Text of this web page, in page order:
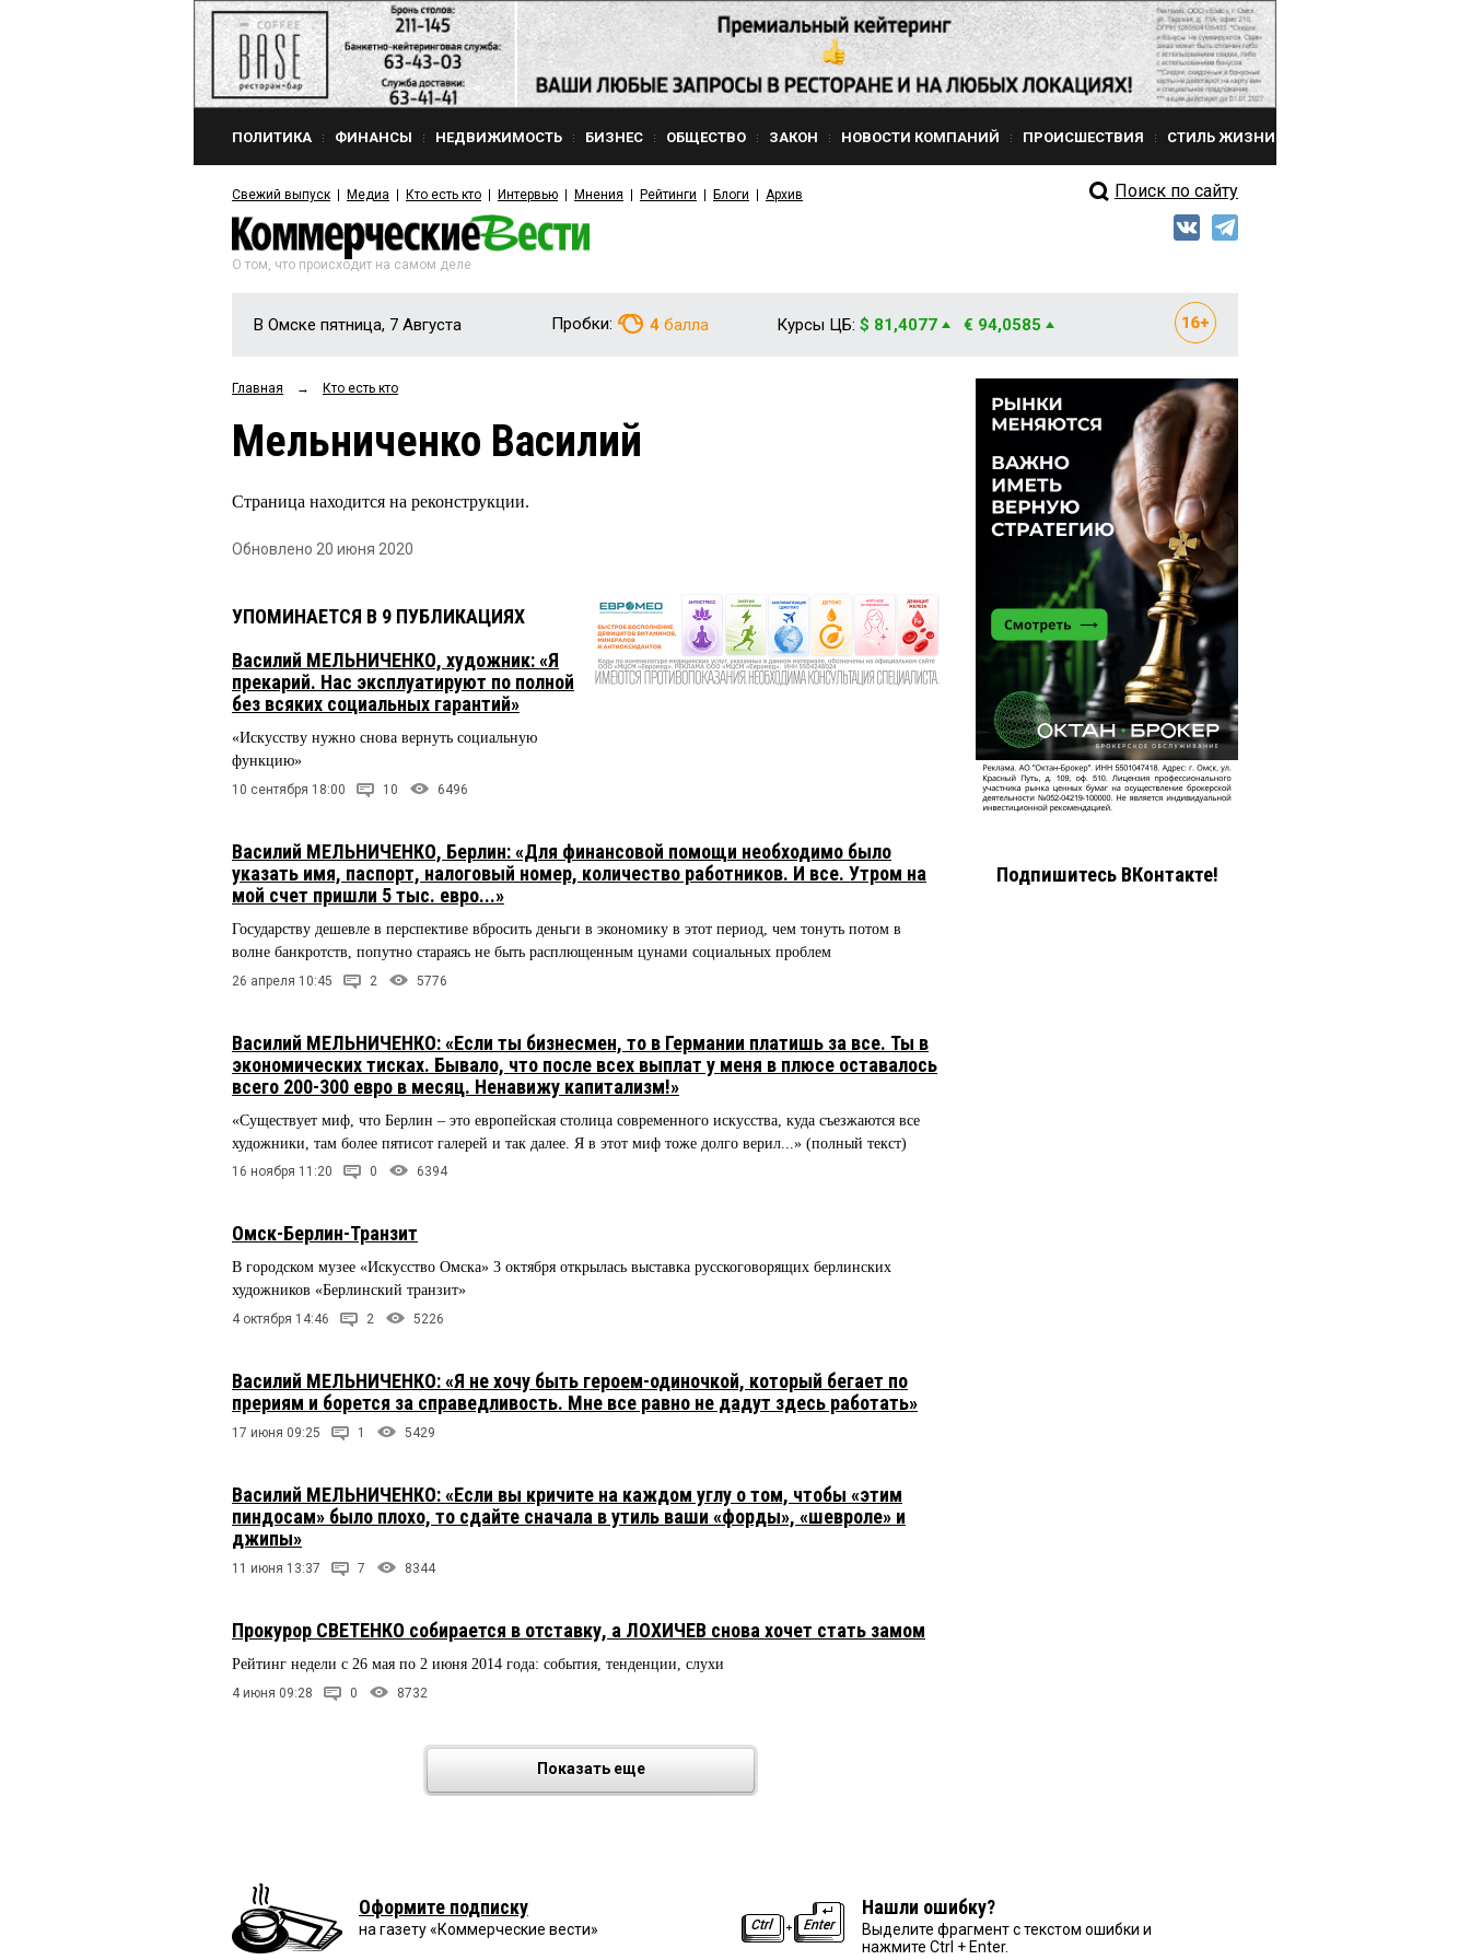
ПОЛИТИКА ФИНАНСЫ НЕДВИЖИМОСТЬ БИЗНЕС ОБЩЕСТВО ЗАКОН НОВОСТИ КОМПАНИЙ ПРОИСШЕСТВИЯ СТИЛЬ ЖИЗНИ
Свежий выпуск Медиа Кто есть кто Интервью Мнения Рейтинги Блоги Архив Поиск по сайту
О том, что происходит на самом деле
В Омске пятница, 7 Августа Пробки: 4 балла Курсы ЦБ: $ 81,4077 € 94,0585
Главная → Кто есть кто
Мельниченко Василий
Страница находится на реконструкции.
Обновлено 20 июня 2020
УПОМИНАЕТСЯ В 9 ПУБЛИКАЦИЯХ
Василий МЕЛЬНИЧЕНКО, художник: «Я
прекарий. Нас эксплуатируют по полной
без всяких социальных гарантий»
«Искусству нужно снова вернуть социальную
функцию»
10 сентября 18:00 10 6496
Василий МЕЛЬНИЧЕНКО, Берлин: «Для финансовой помощи необходимо было
указать имя, паспорт, налоговый номер, количество работников. И все. Утром на
мой счет пришли 5 тыс. евро...»
Государству дешевле в перспективе вбросить деньги в экономику в этот период, чем тонуть потом в
волне банкротств, попутно стараясь не быть расплющенным цунами социальных проблем
26 апреля 10:45 2 5776
Василий МЕЛЬНИЧЕНКО: «Если ты бизнесмен, то в Германии платишь за все. Ты в
экономических тисках. Бывало, что после всех выплат у меня в плюсе оставалось
всего 200-300 евро в месяц. Ненавижу капитализм!»
«Существует миф, что Берлин – это европейская столица современного искусства, куда съезжаются все
художники, там более пятисот галерей и так далее. Я в этот миф тоже долго верил...» (полный текст)
16 ноября 11:20 0 6394
Омск-Берлин-Транзит
В городском музее «Искусство Омска» 3 октября открылась выставка русскоговорящих берлинских
художников «Берлинский транзит»
4 октября 14:46 2 5226
Василий МЕЛЬНИЧЕНКО: «Я не хочу быть героем-одиночкой, который бегает по
прериям и борется за справедливость. Мне все равно не дадут здесь работать»
17 июня 09:25 1 5429
Василий МЕЛЬНИЧЕНКО: «Если вы кричите на каждом углу о том, чтобы «этим
пиндосам» было плохо, то сдайте сначала в утиль ваши «форды», «шевроле» и
джипы»
11 июня 13:37 7 8344
Прокурор СВЕТЕНКО собирается в отставку, а ЛОХИЧЕВ снова хочет стать замом
Рейтинг недели с 26 мая по 2 июня 2014 года: события, тенденции, слухи
4 июня 09:28 0 8732
Показать еще
Подпишитесь ВКонтакте!
Оформите подписку
на газету «Коммерческие вести»
Нашли ошибку?
Выделите фрагмент с текстом ошибки и
нажмите Ctrl + Enter.